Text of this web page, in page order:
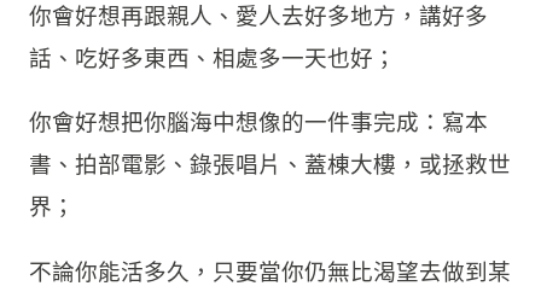
你會好想再跟親人、愛人去好多地方，講好多
話、吃好多東西、相處多一天也好；
你會好想把你腦海中想像的一件事完成：寫本
書、拍部電影、錄張唱片、蓋棟大樓，或拯救世
界；
不論你能活多久，只要當你仍無比渴望去做到某